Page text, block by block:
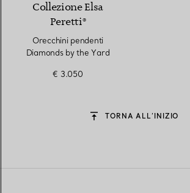
Collezione Elsa
Peretti®
Orecchini pendenti
Diamonds by the Yard
€ 3.050
TORNA ALL’INIZIO